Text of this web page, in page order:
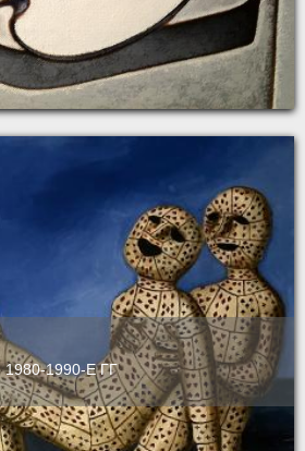
1980-1990-Е ГГ